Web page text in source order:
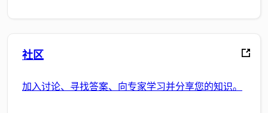
社区
加入讨论、寻找答案、向专家学习并分享您的知识。